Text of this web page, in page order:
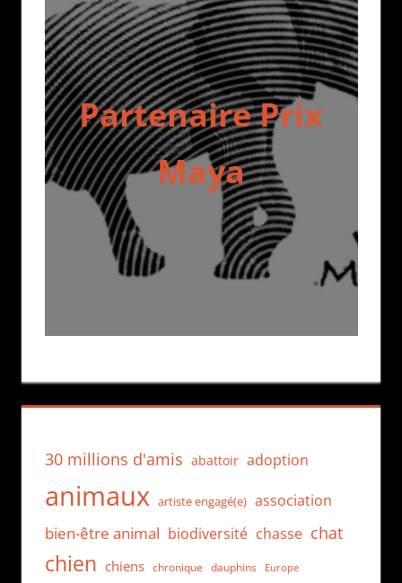
Partenaire Prix
Maya
30 millions d'amis abattoir adoption
animaux artiste engagé(e) association
bien-être animal biodiversité chasse chat
chien chiens chronique dauphins Europe